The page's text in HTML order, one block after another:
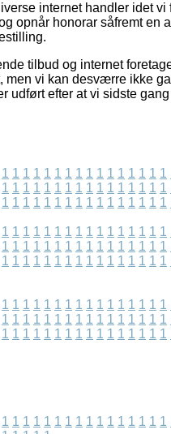
internet handler idet vi
opnår honorar såfremt en
tilbud og internet
men vi kan desværre ikke
udført efter at vi sidste
1 1 1 1 1 1 1 1 1 1 1 1 1 1 1 1
1 1 1 1 1 1 1 1 1 1 1 1 1 1 1 1
1 1 1 1 1 1 1 1 1 1 1 1 1 1 1 1
1 1 1 1 1 1 1 1 1 1 1 1 1 1 1 1
1 1 1 1 1 1 1 1 1 1 1 1 1 1 1 1
1 1 1 1 1 1 1 1 1 1 1 1 1 1 1 1
1 1 1 1 1 1 1 1 1 1 1 1 1 1 1 1
1 1 1 1 1 1 1 1 1 1 1 1 1 1 1 1
1 1 1 1 1 1 1 1 1 1 1 1 1 1 1 1
1 1 1 1 1 1 1 1 1 1 1 1 1 1 1 1